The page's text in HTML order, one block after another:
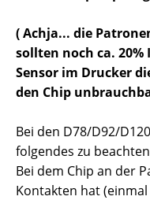
( Achja... die
sollten noch ca.
Sensor im Drucker
den Chip
Bei den D78/D92/
folgendes zu
Bei dem Chip an der
Kontakten hat